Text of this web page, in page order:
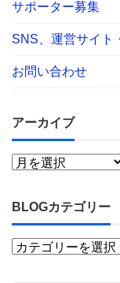
サポーター募集
SNS、運営サイト
お問い合わせ
アーカイブ
BLOGカテゴリー